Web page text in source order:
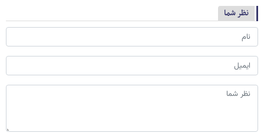
نظر شما